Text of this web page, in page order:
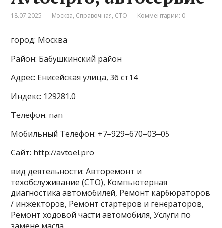
18.07.2025 Москва, Справочная, СТО Комментарии: 0
город: Москва
Район: Бабушкинский район
Адрес: Енисейская улица, 36 ст14
Индекс: 129281.0
Телефон: nan
Мобильный Телефон: +7‒929‒670‒03‒05
Сайт: http://avtoel.pro
вид деятельности: Авторемонт и
техобслуживание (СТО), Компьютерная
диагностика автомобилей, Ремонт карбюраторов
/ инжекторов, Ремонт стартеров и генераторов,
Ремонт ходовой части автомобиля, Услуги по
замене масла